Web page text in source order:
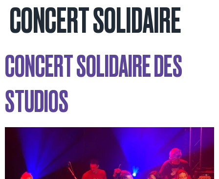
CONCERT SOLIDAIRE
CONCERT SOLIDAIRE DES
STUDIOS